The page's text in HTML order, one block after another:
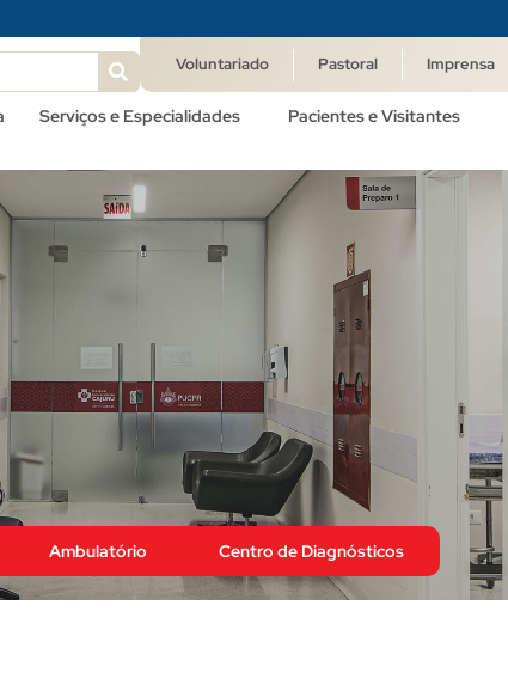
Voluntariado Pastoral Imprensa
Serviços e Especialidades Pacientes e Visitantes
Ambulatório Centro de Diagnósticos